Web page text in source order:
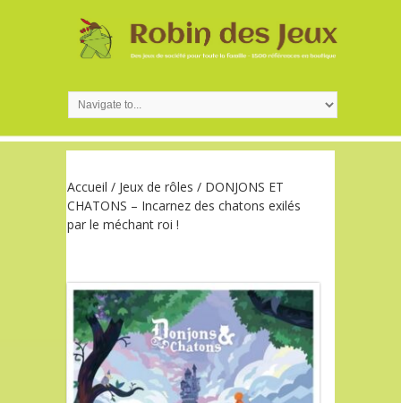
Accueil / Jeux de rôles / DONJONS ET
CHATONS – Incarnez des chatons exilés
par le méchant roi !